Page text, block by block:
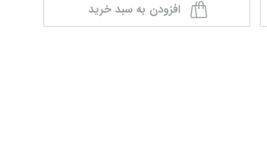
افزودن به سبد خرید